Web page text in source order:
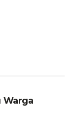
Warga